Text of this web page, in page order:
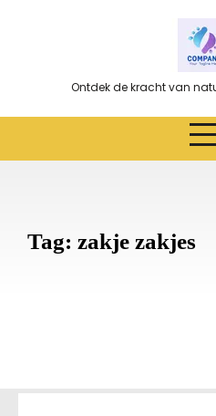
Ontdek de kracht van
Tag: zakje zakjes